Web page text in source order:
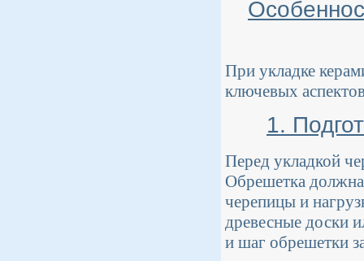
При укладке
ключевых
1.
Перед укладкой
Обрешетка
черепицы и
древесные доски
и шаг обрешетки